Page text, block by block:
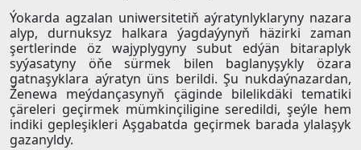
Ýokarda agzalan uniwersitetiň aýratynlyklaryny nazara
alyp, durnuksyz halkara ýagdaýynyň häzirki zaman
şertlerinde öz wajyplygyny subut edýän bitaraplyk
syýasatyny öňe sürmek bilen baglanyşykly özara
gatnaşyklara aýratyn üns berildi. Şu nukdaýnazardan,
Ženewa meýdançasynyň çäginde bilelikdäki tematiki
çäreleri geçirmek mümkinçiligine seredildi, şeýle hem
indiki gepleşikleri Aşgabatda geçirmek barada ylalaşyk
gazanyldy.